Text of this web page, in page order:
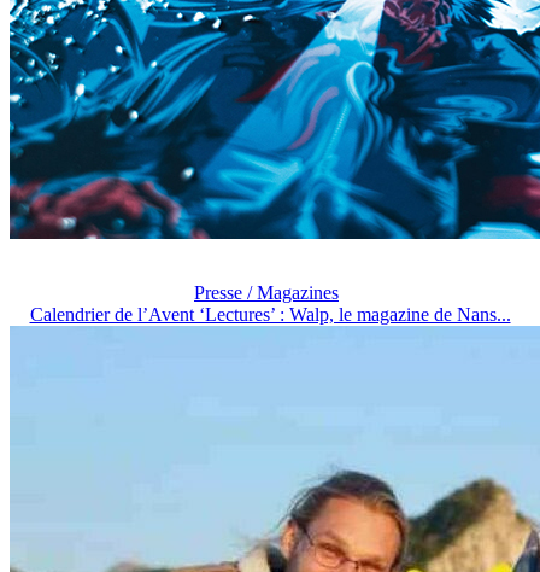
Presse / Magazines
Calendrier de l’Avent ‘Lectures’ : Walp, le magazine de Nans...